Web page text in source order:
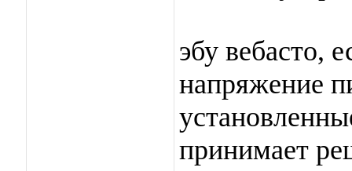
эбу вебасто,
напряжение
принимает